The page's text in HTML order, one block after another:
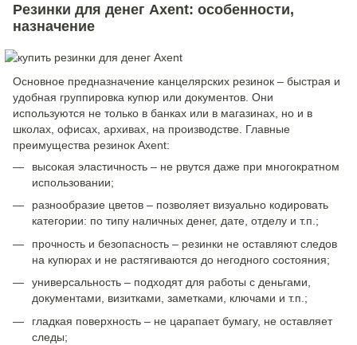
Резинки для денег Axent: особенности,
назначение
Основное предназначение канцелярских резинок – быстрая и
удобная группировка купюр или документов. Они
используются не только в банках или в магазинах, но и в
школах, офисах, архивах, на производстве. Главные
преимущества резинок Axent:
высокая эластичность – не рвутся даже при многократном
использовании;
разнообразие цветов – позволяет визуально кодировать
категории: по типу наличных денег, дате, отделу и т.п.;
прочность и безопасность – резинки не оставляют следов
на купюрах и не растягиваются до негодного состояния;
универсальность – подходят для работы с деньгами,
документами, визитками, заметками, ключами и т.п.;
гладкая поверхность – не царапает бумагу, не оставляет
следы;